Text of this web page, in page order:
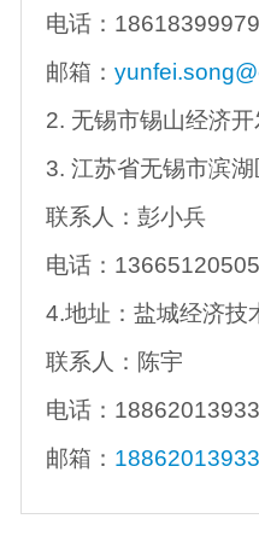
电话：
邮箱：
2. 无锡市锡山经济
3. 江苏省无锡市滨
联系人：彭小兵
电话：
4.地址：盐城经济技
联系人：陈宇
电话：
邮箱：